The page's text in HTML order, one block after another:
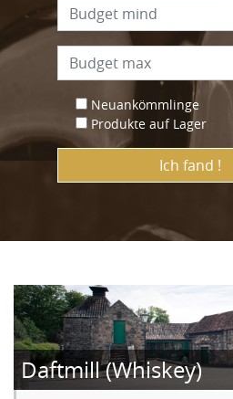
Neuankömmlinge
Produkte auf Lager
Ich fand !
Daftmill (Whiskey)